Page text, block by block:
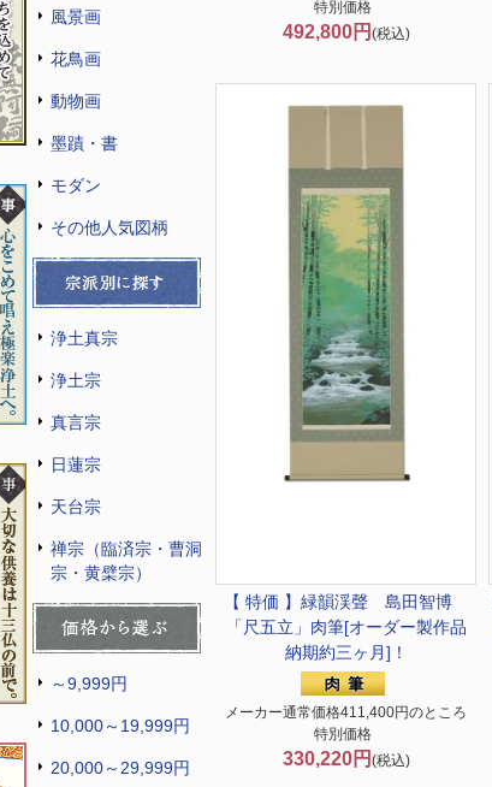
風景画
花鳥画
動物画
墨蹟・書
モダン
その他人気図柄
浄土真宗
浄土宗
真言宗
日蓮宗
天台宗
禅宗（臨済宗・曹洞
宗・黄檗宗）
～9,999円
10,000～19,999円
20,000～29,999円
特別価格
492,800円 (税込)
【 特価 】緑韻渓聲 島田智博
「尺五立」肉筆[オーダー製作品
納期約三ヶ月]！
メーカー通常価格411,400円のところ
特別価格
330,220円 (税込)